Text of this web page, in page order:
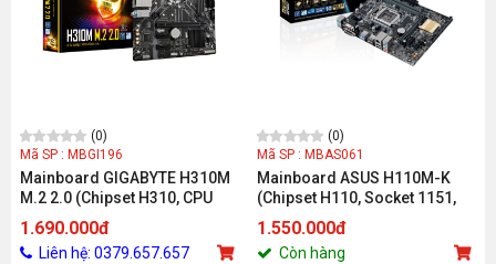
(0)
Mã SP : MBGI196
Mainboard GIGABYTE H310M
M.2 2.0 (Chipset H310, CPU
Intel LGA 1151, Ram DDR4,
VGA/HDMI)
1.690.000đ
Liên hệ: 0379.657.657
(0)
Mã SP : MBAS061
Mainboard ASUS H110M-K
(Chipset H110, Socket 1151,
DDR4 2 khe Ram, VGA / DVI-D,
m-ATX)
1.550.000đ
Còn hàng